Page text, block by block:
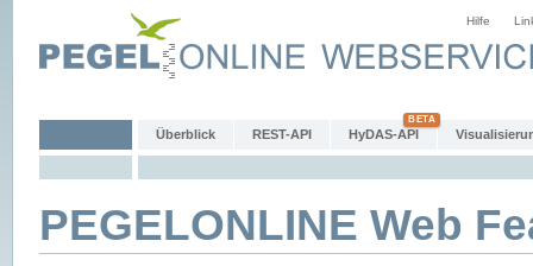
Hilfe
Überblick REST-API HyDAS-API
PEGELONLINE Web